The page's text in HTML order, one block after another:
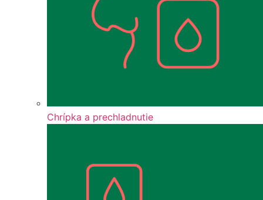
Chrípka a prechladnutie